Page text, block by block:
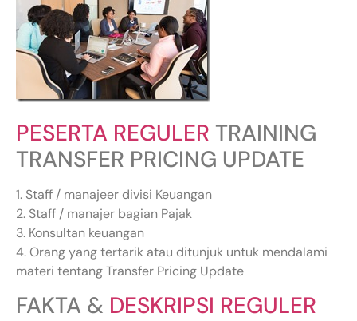
PESERTA REGULER TRAINING
TRANSFER PRICING UPDATE
1. Staff / manajeer divisi Keuangan
2. Staff / manajer bagian Pajak
3. Konsultan keuangan
4. Orang yang tertarik atau ditunjuk untuk mendalami
materi tentang Transfer Pricing Update
FAKTA & DESKRIPSI REGULER